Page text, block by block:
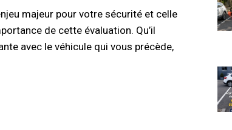
majeur pour votre sécurité et celle
de cette évaluation. Qu’il
avec le véhicule qui vous précède,